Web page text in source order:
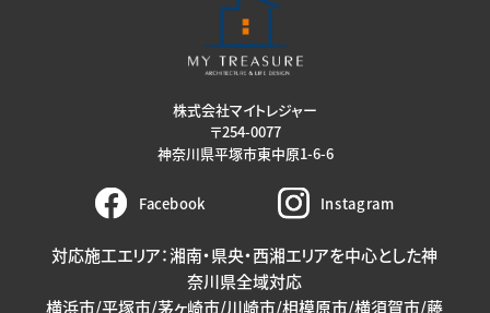
株式会社マイトレジャー
〒254-0077
神奈川県平塚市東中原1-6-6
Facebook Instagram
対応施工エリア：湘南・県央・西湘エリアを中心とした神
奈川県全域対応
横浜市/平塚市/茅ヶ崎市/川崎市/相模原市/横須賀市/藤